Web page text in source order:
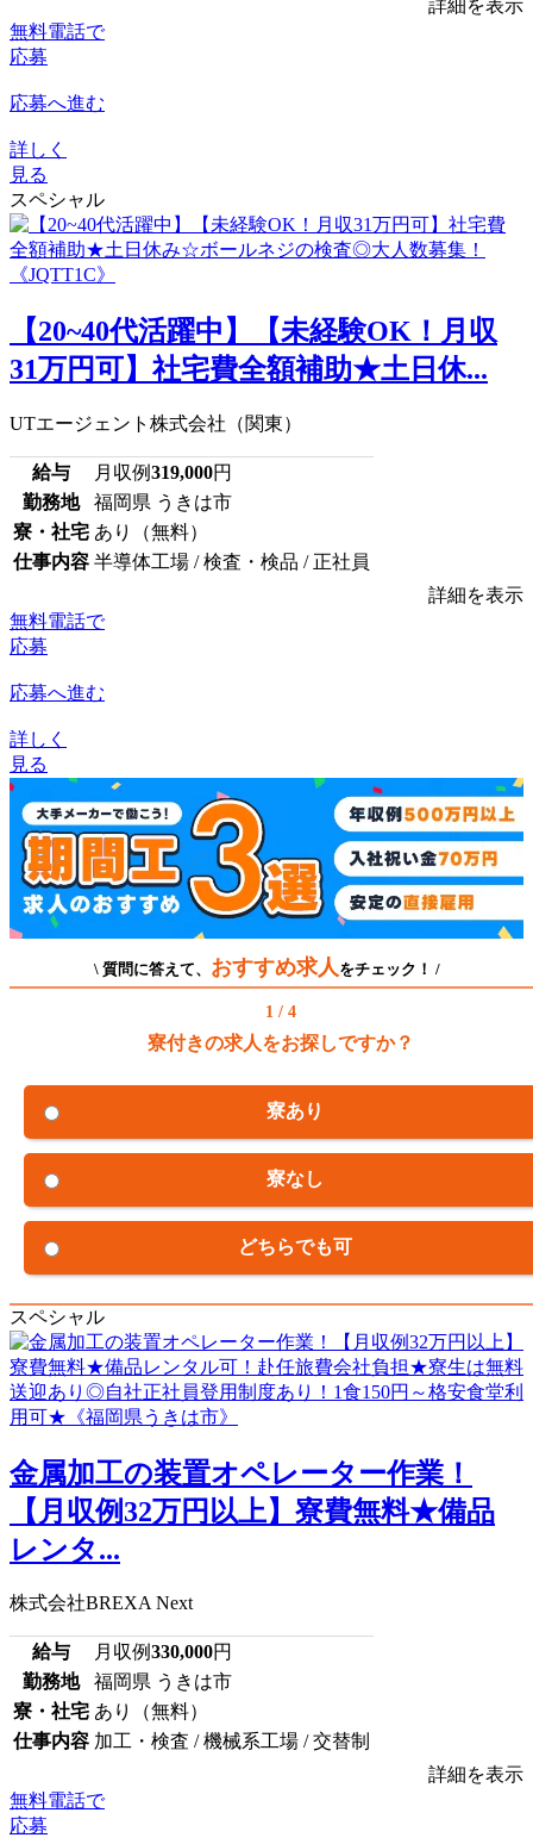
詳細を表示
無料電話で
応募
応募へ進む
詳しく
見る
スペシャル
【20~40代活躍中】【未経験OK！月収
31万円可】社宅費全額補助★土日休...
UTエージェント株式会社（関東）
給与 月収例319,000円
勤務地
福岡県 うきは市
寮・社宅 あり（無料）
仕事内容 半導体工場 / 検査・検品 / 正社員
詳細を表示
無料電話で
応募
応募へ進む
詳しく
見る
\ 質問に答えて、 おすすめ求人 をチェック！ /
1 / 4
寮付きの求人をお探しですか？
寮あり
寮なし
どちらでも可
スペシャル
金属加工の装置オペレーター作業！
【月収例32万円以上】寮費無料★備品
レンタ...
株式会社BREXA Next
給与 月収例330,000円
勤務地
福岡県 うきは市
寮・社宅 あり（無料）
仕事内容 加工・検査 / 機械系工場 / 交替制
詳細を表示
無料電話で
応募